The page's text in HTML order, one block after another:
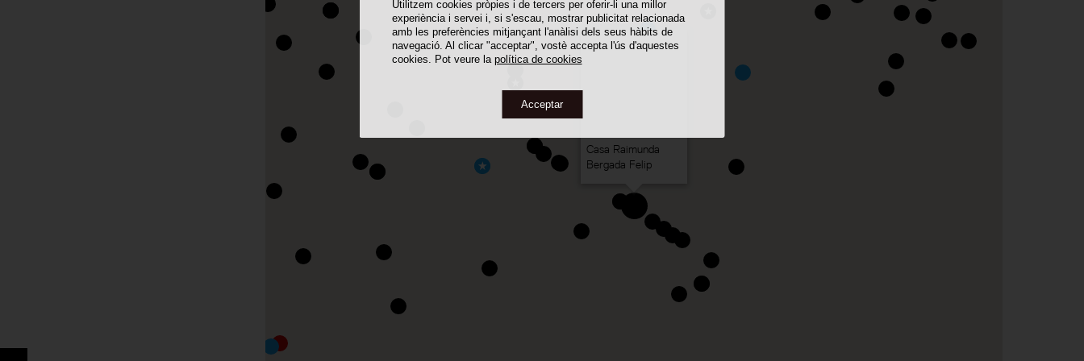
Utilitzem cookies pròpies i de tercers per oferir-li una millor
experiència i servei i, si s'escau, mostrar publicitat relacionada
amb les preferències mitjançant l'anàlisi dels seus hàbits de
navegació. Al clicar "acceptar", vostè accepta l'ús d'aquestes
cookies. Pot veure la política de cookies
Acceptar
Casa Raimunda
Bergada Felip